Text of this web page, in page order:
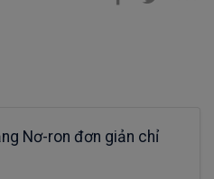
Nơ-ron đơn giản chỉ